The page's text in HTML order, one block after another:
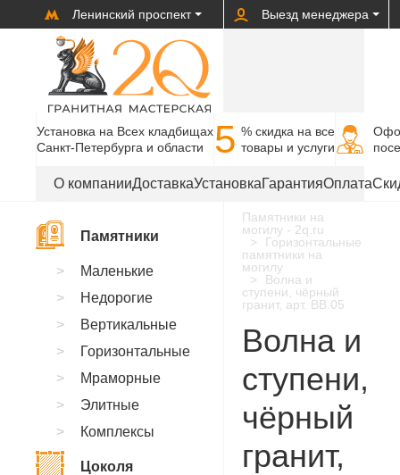
Ленинский проспект Выезд менеджера
Установка на Всех кладбищах
Санкт-Петербурга и области
5 % cкидка на все
товары и услуги
О компанииДоставкаУстановкаГарантияОплата
Памятники на
могилу - 2q.ru
Горизонтальные
памятники на
могилу
Волна и
ступени, чёрный
гранит, арт. BB.05
Волна и
ступени,
чёрный
гранит,
Памятники
Маленькие
Недорогие
Вертикальные
Горизонтальные
Мраморные
Элитные
Комплексы
Цоколя